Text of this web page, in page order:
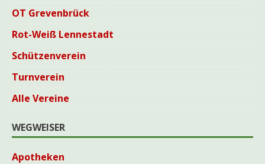
OT Grevenbrück
Rot-Weiß Lennestadt
Schützenverein
Turnverein
Alle Vereine
WEGWEISER
Apotheken